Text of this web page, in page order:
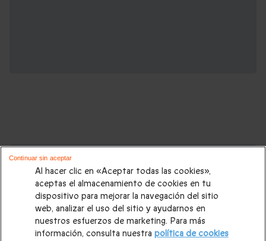
Cajas regalo que podrían interesarte:
Regalos Navidad |Regalos para hombre Navidad|
para mujer Navidad|Regalos de Reyes|Regalos de boda
Regalos de cumpleaños| Regalos para mujer|Regalos para
Al hacer clic en «Aceptar todas las cookies»,
aceptas el almacenamiento de cookies en tu
dispositivo para mejorar la navegación del sitio
web, analizar el uso del sitio y ayudarnos en
nuestros esfuerzos de marketing. Para más
información, consulta nuestra política de cookies
Continuar sin aceptar